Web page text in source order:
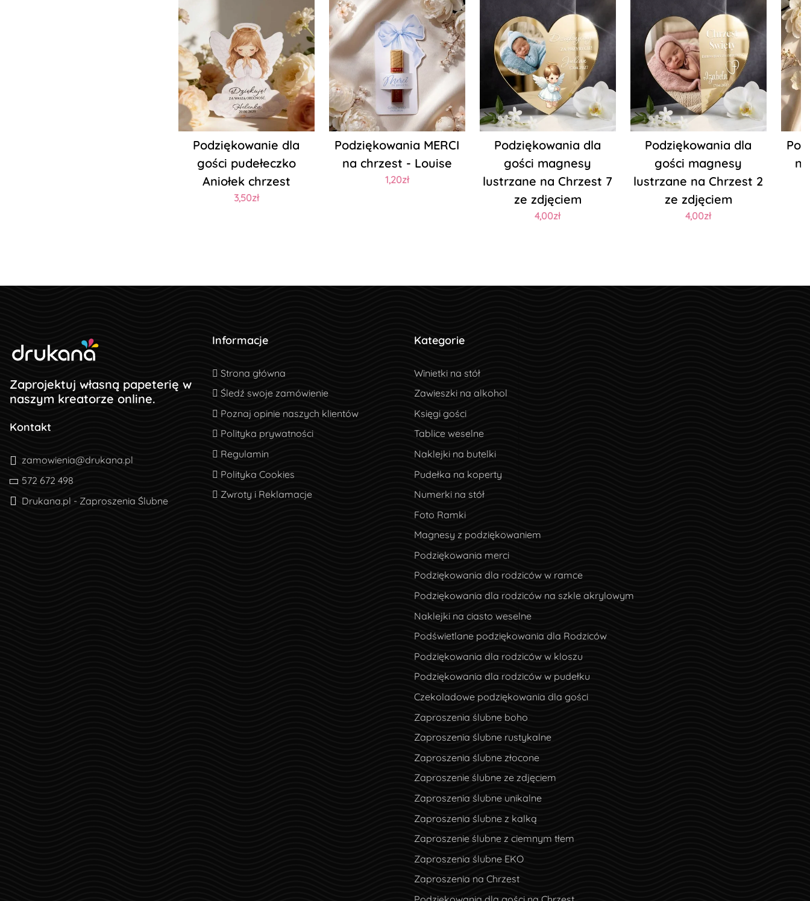
Podziękowanie dla
gości pudełeczko
Aniołek chrzest
3,50zł
Podziękowania MERCI
na chrzest - Louise
1,20zł
Podziękowania dla
gości magnesy
lustrzane na Chrzest 7
ze zdjęciem
4,00zł
Podziękowania dla
gości magnesy
lustrzane na Chrzest 2
ze zdjęciem
4,00zł
Zaprojektuj własną papeterię w
naszym kreatorze online.
Kontakt
zamowienia@drukana.pl
572 672 498
Drukana.pl - Zaproszenia Ślubne
Informacje
Strona główna
Strona główna
Śledź swoje zamówienie
Śledź swoje zamówienie
Poznaj opinie naszych klientów
Poznaj opinie naszych klientów
Polityka prywatności
Polityka prywatności
Regulamin
Regulamin
Polityka Cookies
Polityka Cookies
Zwroty i Reklamacje
Zwroty i Reklamacje
Kategorie
Winietki na stół
Zawieszki na alkohol
Księgi gości
Tablice weselne
Naklejki na butelki
Pudełka na koperty
Numerki na stół
Foto Ramki
Magnesy z podziękowaniem
Podziękowania merci
Podziękowania dla rodziców w ramce
Podziękowania dla rodziców na szkle akrylowym
Naklejki na ciasto weselne
Podświetlane podziękowania dla Rodziców
Podziękowania dla rodziców w kloszu
Podziękowania dla rodziców w pudełku
Czekoladowe podziękowania dla gości
Zaproszenia ślubne boho
Zaproszenia ślubne rustykalne
Zaproszenia ślubne złocone
Zaproszenie ślubne ze zdjęciem
Zaproszenia ślubne unikalne
Zaproszenia ślubne z kalką
Zaproszenie ślubne z ciemnym tłem
Zaproszenia ślubne EKO
Zaproszenia na Chrzest